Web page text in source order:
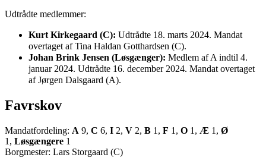
Udtrådte medlemmer:
Kurt Kirkegaard (C): Udtrådte 18. marts 2024. Mandat
overtaget af Tina Haldan Gotthardsen (C).
Johan Brink Jensen (Løsgænger): Medlem af A indtil 4.
januar 2024. Udtrådte 16. december 2024. Mandat overtaget
af Jørgen Dalsgaard (A).
Favrskov
Mandatfordeling: A 9, C 6, I 2, V 2, B 1, F 1, O 1, Æ 1, Ø
1, Løsgængere 1
Borgmester: Lars Storgaard (C)